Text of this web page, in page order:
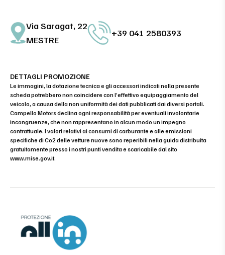
Via Saragat, 22
MESTRE
+39 041 2580393
DETTAGLI PROMOZIONE
Le immagini, la dotazione tecnica e gli accessori indicati nella presente
scheda potrebbero non coincidere con l’effettivo equipaggiamento del
veicolo, a causa della non uniformità dei dati pubblicati dai diversi portali.
Campello Motors declina ogni responsabilità per eventuali involontarie
incongruenze, che non rappresentano in alcun modo un impegno
contrattuale. I valori relativi ai consumi di carburante e alle emissioni
specifiche di Co2 delle vetture nuove sono reperibili nella guida distribuita
gratuitamente presso i nostri punti vendita e scaricabile dal sito
www.mise.gov.it.